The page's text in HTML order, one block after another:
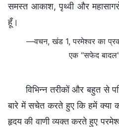
समस्त आकाश, पृथ्वी और
हूँ।
—वचन, खंड 1, परमेश्वर का
एक “सफेद
विभिन्न तरीकों और बहुत से
बारे में सचेत करते हुए कि हमें क्या
हृदय की वाणी व्यक्त करते हुए